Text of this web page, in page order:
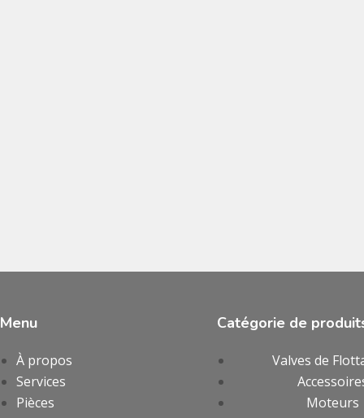
Menu
À propos
Services
Pièces
Catégorie de
Valves de
Moteurs